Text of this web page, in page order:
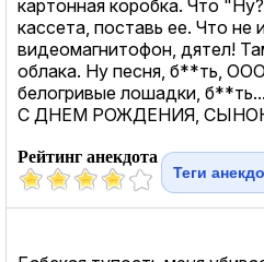
картонная коробка. Что
кассета, поставь ее. Что не
видеомагнитофон, дятел!
облака. Ну песня, б**ть,
белогривые лошадки,
С ДНЕМ РОЖДЕНИЯ,
Рейтинг анекдота
Теги